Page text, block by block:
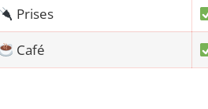
Prises
Café